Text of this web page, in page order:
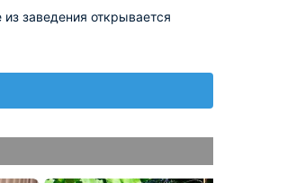
заведения открывается